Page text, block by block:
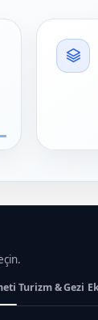
Turizm & Gezi